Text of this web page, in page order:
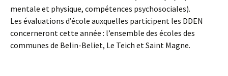
mentale et physique, compétences psychosociales).
Les évaluations d’école auxquelles participent les DDEN
concerneront cette année : l’ensemble des écoles des
communes de Belin-Beliet, Le Teich et Saint Magne.